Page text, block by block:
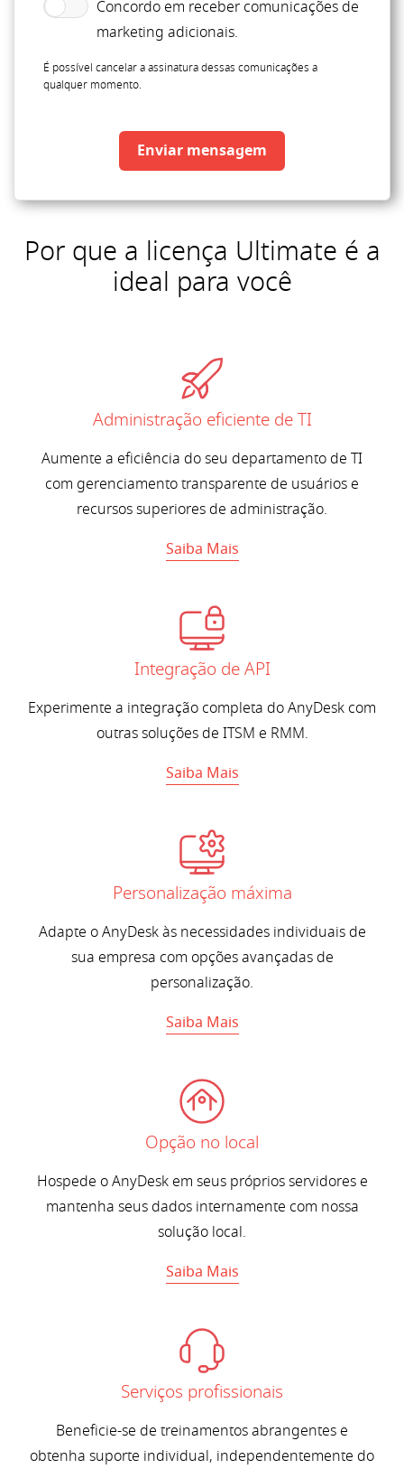
Concordo em receber comunicações de
marketing adicionais.
É possível cancelar a assinatura dessas comunicações a
qualquer momento.
Enviar mensagem
Por que a licença Ultimate é a
ideal para você
Administração eficiente de TI
Aumente a eficiência do seu departamento de TI
com gerenciamento transparente de usuários e
recursos superiores de administração.
Saiba Mais
Integração de API
Experimente a integração completa do AnyDesk com
outras soluções de ITSM e RMM.
Saiba Mais
Personalização máxima
Adapte o AnyDesk às necessidades individuais de
sua empresa com opções avançadas de
personalização.
Saiba Mais
Opção no local
Hospede o AnyDesk em seus próprios servidores e
mantenha seus dados internamente com nossa
solução local.
Saiba Mais
Serviços profissionais
Beneficie-se de treinamentos abrangentes e
obtenha suporte individual, independentemente do